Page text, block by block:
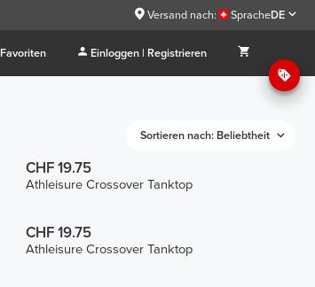
Versand nach: SpracheDE
Favoriten Einloggen | Registrieren
Sortieren nach: Beliebtheit
CHF 19.75
Athleisure Crossover Tanktop
CHF 19.75
Athleisure Crossover Tanktop